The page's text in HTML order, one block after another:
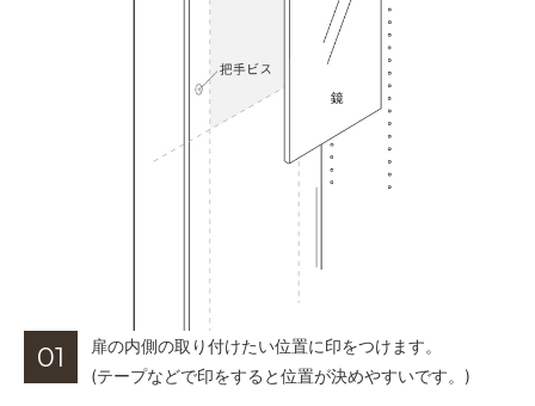
扉の内側の取り付けたい位置に印をつけます。
(テープなどで印をすると位置が決めやすいです。)